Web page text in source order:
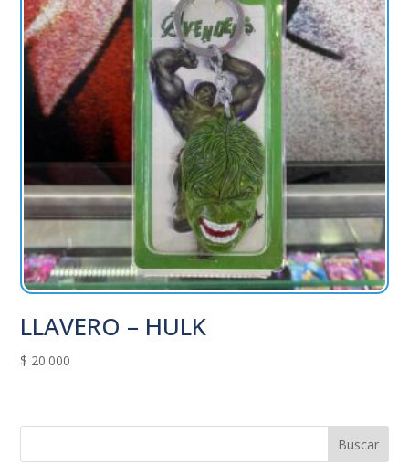
LLAVERO – HULK
$ 20.000
Buscar